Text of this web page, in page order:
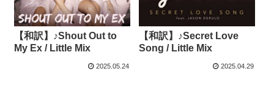
【和訳】♪Shout Out to
My Ex / Little Mix
2025.05.24
【和訳】♪Secret Love
Song / Little Mix
2025.04.29